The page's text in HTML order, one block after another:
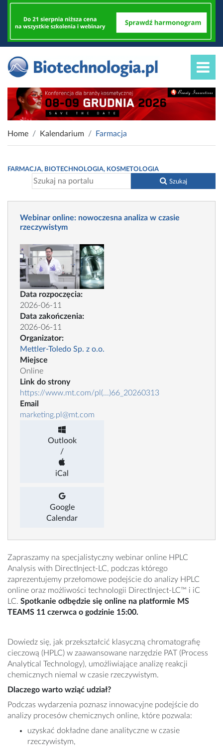
Home Kalendarium Farmacja
FARMACJA, BIOTECHNOLOGIA, KOSMETOLOGIA
Szukaj
Webinar online: nowoczesna analiza w czasie
rzeczywistym
Data rozpoczęcia:
2026-06-11
Data zakończenia:
2026-06-11
Organizator:
Mettler-Toledo Sp. z o.o.
Miejsce
Online
Link do strony
https://www.mt.com/pl(...)66_20260313
Email
marketing.pl@mt.com
Outlook
/
iCal
Google
Calendar
Zapraszamy na specjalistyczny webinar online HPLC
Analysis with DirectInject‑LC, podczas którego
zaprezentujemy przełomowe podejście do analizy HPLC
online oraz możliwości technologii DirectInject‑LC™ i iC
LC. Spotkanie odbędzie się online na platformie MS
TEAMS 11 czerwca o godzinie 15:00.
Dowiedz się, jak przekształcić klasyczną chromatografię
cieczową (HPLC) w zaawansowane narzędzie PAT (Process
Analytical Technology), umożliwiające analizę reakcji
chemicznych niemal w czasie rzeczywistym.
Dlaczego warto wziąć udział?
Podczas wydarzenia poznasz innowacyjne podejście do
analizy procesów chemicznych online, które pozwala:
uzyskać dokładne dane analityczne w czasie
rzeczywistym,